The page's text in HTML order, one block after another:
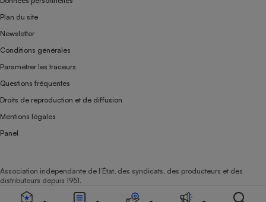
Plan du site
Newsletter
Conditions générales
Paramétrer les traceurs
Questions fréquentes
Droits de reproduction et de diffusion
Mentions légales
Panel
Association indépendante de l’État, des syndicats, des producteurs et des
distributeurs depuis 1951.